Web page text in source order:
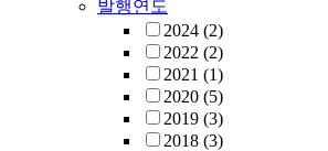
발행연도
2024 (2)
2022 (2)
2021 (1)
2020 (5)
2019 (3)
2018 (3)